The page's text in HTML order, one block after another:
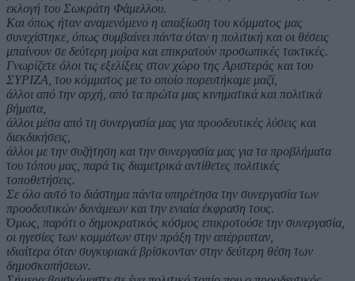
εκλογή του Σωκράτη Φάμελλου.
Και όπως ήταν αναμενόμενο η απαξίωση του κόμματος μας
συνεχίστηκε, όπως συμβαίνει πάντα όταν η πολιτική και οι θέσεις
μπαίνουν σε δεύτερη μοίρα και επικρατούν προσωπικές τακτικές.
Γνωρίζετε όλοι τις εξελίξεις στον χώρο της Αριστεράς και του
ΣΥΡΙΖΑ, του κόμματος με το οποίο πορευτήκαμε μαζί,
άλλοι από την αρχή, από τα πρώτα μας κινηματικά και πολιτικά
βήματα,
άλλοι μέσα από τη συνεργασία μας για προοδευτικές λύσεις και
διεκδικήσεις,
άλλοι με την συζήτηση και την συνεργασία μας για τα προβλήματα
του τόπου μας, παρά τις διαμετρικά αντίθετες πολιτικές
τοποθετήσεις.
Σε όλο αυτό το διάστημα πάντα υπηρέτησα την συνεργασία των
προοδευτικών δυνάμεων και την ενιαία έκφραση τους.
Όμως, παρότι ο δημοκρατικός κόσμος επικροτούσε την συνεργασία,
οι ηγεσίες των κομμάτων στην πράξη την απέρριπταν,
ιδιαίτερα όταν συγκυριακά βρίσκονταν στην δεύτερη θέση των
δημοσκοπήσεων.